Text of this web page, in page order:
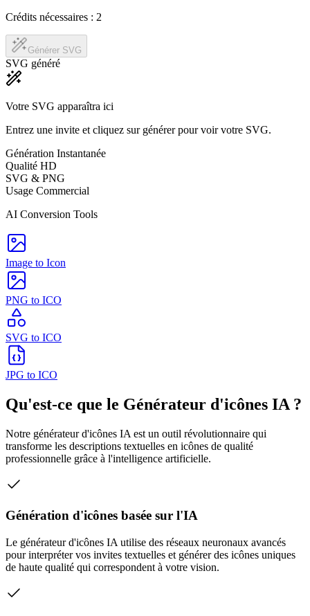
Crédits nécessaires : 2
Générer SVG
SVG généré
Votre SVG apparaîtra ici
Entrez une invite et cliquez sur générer pour voir votre SVG.
Génération Instantanée
Qualité HD
SVG & PNG
Usage Commercial
AI Conversion Tools
Image to Icon
PNG to ICO
SVG to ICO
JPG to ICO
Qu'est-ce que le Générateur d'icônes IA ?
Notre générateur d'icônes IA est un outil révolutionnaire qui
transforme les descriptions textuelles en icônes de qualité
professionnelle grâce à l'intelligence artificielle.
Génération d'icônes basée sur l'IA
Le générateur d'icônes IA utilise des réseaux neuronaux avancés
pour interpréter vos invites textuelles et générer des icônes uniques
de haute qualité qui correspondent à votre vision.